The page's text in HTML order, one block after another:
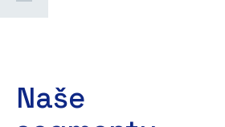
Naše